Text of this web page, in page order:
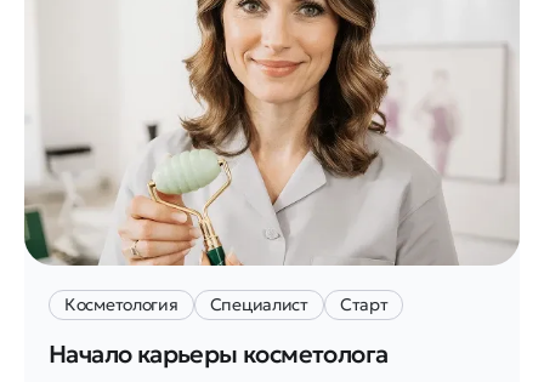
Косметология Специалист Старт
Начало карьеры косметолога